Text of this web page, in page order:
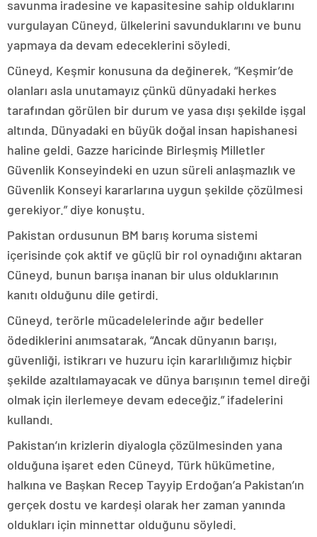
savunma iradesine ve kapasitesine sahip olduklarını
vurgulayan Cüneyd, ülkelerini savunduklarını ve bunu
yapmaya da devam edeceklerini söyledi.
Cüneyd, Keşmir konusuna da değinerek, “Keşmir’de
olanları asla unutamayız çünkü dünyadaki herkes
tarafından görülen bir durum ve yasa dışı şekilde işgal
altında. Dünyadaki en büyük doğal insan hapishanesi
haline geldi. Gazze haricinde Birleşmiş Milletler
Güvenlik Konseyindeki en uzun süreli anlaşmazlık ve
Güvenlik Konseyi kararlarına uygun şekilde çözülmesi
gerekiyor.” diye konuştu.
Pakistan ordusunun BM barış koruma sistemi
içerisinde çok aktif ve güçlü bir rol oynadığını aktaran
Cüneyd, bunun barışa inanan bir ulus olduklarının
kanıtı olduğunu dile getirdi.
Cüneyd, terörle mücadelelerinde ağır bedeller
ödediklerini anımsatarak, “Ancak dünyanın barışı,
güvenliği, istikrarı ve huzuru için kararlılığımız hiçbir
şekilde azaltılamayacak ve dünya barışının temel direği
olmak için ilerlemeye devam edeceğiz.” ifadelerini
kullandı.
Pakistan’ın krizlerin diyalogla çözülmesinden yana
olduğuna işaret eden Cüneyd, Türk hükümetine,
halkına ve Başkan Recep Tayyip Erdoğan’a Pakistan’ın
gerçek dostu ve kardeşi olarak her zaman yanında
oldukları için minnettar olduğunu söyledi.